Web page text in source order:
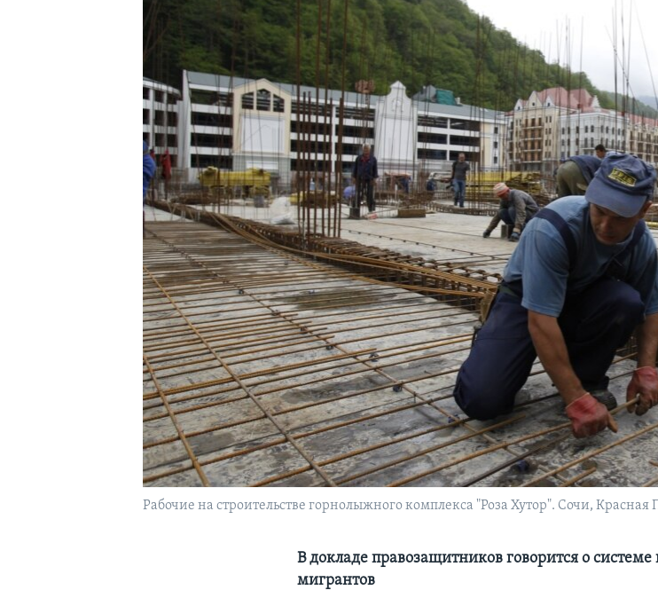
Рабочие на строительстве горнолыжного комплекса "Роза Хутор". Сочи, Красная
В докладе правозащитников говорится о
мигрантов